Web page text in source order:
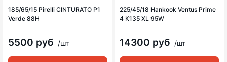
185/65/15 Pirelli CINTURATO P1
Verde 88H
5500 руб /шт
225/45/18 Hankook Ventus Prime
4 K135 XL 95W
14300 руб /шт